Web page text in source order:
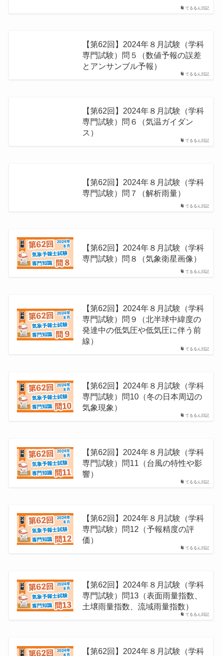
てるるん日記
てるるん日記
【第62回】2024年８月試験（学科
専門試験）問５（数値予報の誤差
とアンサンブル予報）
てるるん日記
【第62回】2024年８月試験（学科
専門試験）問６（気温ガイダン
ス）
てるるん日記
【第62回】2024年８月試験（学科
専門試験）問７（解析雨量）
てるるん日記
【第62回】2024年８月試験（学科
専門試験）問８（気象衛星画像）
てるるん日記
【第62回】2024年８月試験（学科
専門試験）問９（北半球中緯度の
発達中の低気圧や低気圧に伴う前
線）
てるるん日記
【第62回】2024年８月試験（学科
専門試験）問10（冬の日本周辺の
気象現象）
てるるん日記
【第62回】2024年８月試験（学科
専門試験）問11（台風の特性や影
響）
てるるん日記
【第62回】2024年８月試験（学科
専門試験）問12（予報精度の評
価）
てるるん日記
【第62回】2024年８月試験（学科
専門試験）問13（表面雨量指数、
土壌雨量指数、流域雨量指数）
【第62回】2024年８月試験（学科